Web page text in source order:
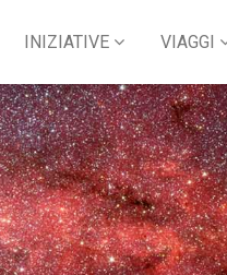
INIZIATIVE VIAGGI